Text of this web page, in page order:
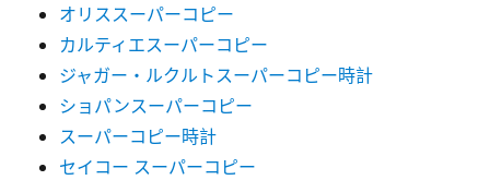
オリススーパーコピー
カルティエスーパーコピー
ジャガー・ルクルトスーパーコピー時計
ショパンスーパーコピー
スーパーコピー時計
セイコー スーパーコピー